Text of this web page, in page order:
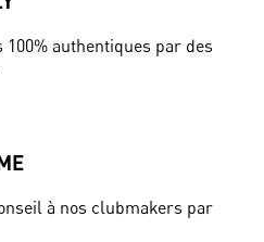
authentiques par des
à nos clubmakers par